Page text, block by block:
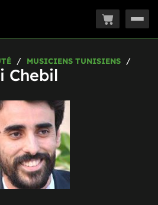
MUSICIENS TUNISIENS
Chebil